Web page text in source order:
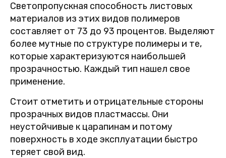
Светопропускная способность листовых
материалов из этих видов полимеров
составляет от 73 до 93 процентов. Выделяют
более мутные по структуре полимеры и те,
которые характеризуются наибольшей
прозрачностью. Каждый тип нашел свое
применение.
Стоит отметить и отрицательные стороны
прозрачных видов пластмассы. Они
неустойчивые к царапинам и потому
поверхность в ходе эксплуатации быстро
теряет свой вид.